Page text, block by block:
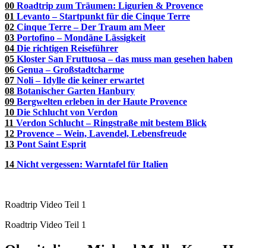
00 Roadtrip zum Träumen: Ligurien & Provence
01 Levanto – Startpunkt für die Cinque Terre
02 Cinque Terre – Der Traum am Meer
03 Portofino – Mondäne Lässigkeit
04 Die richtigen Reiseführer
05 Kloster San Fruttuosa – das muss man gesehen haben
06 Genua – Großstadtcharme
07 Noli – Idylle die keiner erwartet
08 Botanischer Garten Hanbury
09 Bergwelten erleben in der Haute Provence
10 Die Schlucht von Verdon
11 Verdon Schlucht – Ringstraße mit bestem Blick
12 Provence – Wein, Lavendel, Lebensfreude
13 Pont Saint Esprit
14 Nicht vergessen: Warntafel für Italien
Roadtrip Video Teil 1
Roadtrip Video Teil 1